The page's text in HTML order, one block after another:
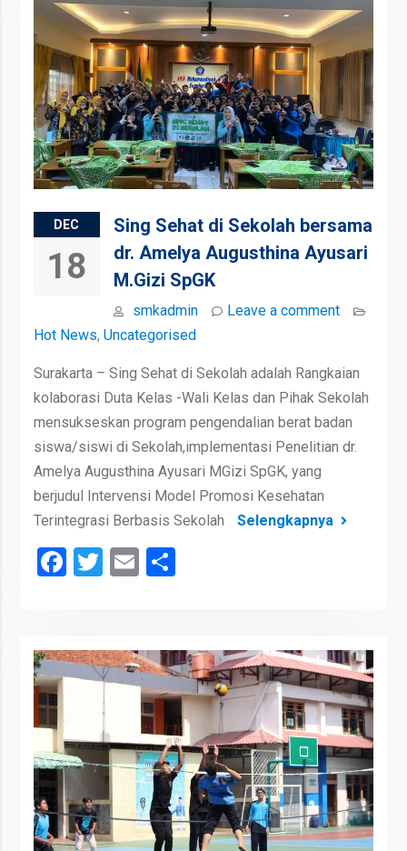
DEC
18
Sing Sehat di Sekolah bersama
dr. Amelya Augusthina Ayusari
M.Gizi SpGK
smkadmin
Leave a comment
Hot News, Uncategorised
Surakarta – Sing Sehat di Sekolah adalah Rangkaian
kolaborasi Duta Kelas -Wali Kelas dan Pihak Sekolah
mensukseskan program pengendalian berat badan
siswa/siswi di Sekolah,implementasi Penelitian dr.
Amelya Augusthina Ayusari MGizi SpGK, yang
berjudul Intervensi Model Promosi Kesehatan
Terintegrasi Berbasis Sekolah
Selengkapnya
Facebook
Twitter
EmailShare